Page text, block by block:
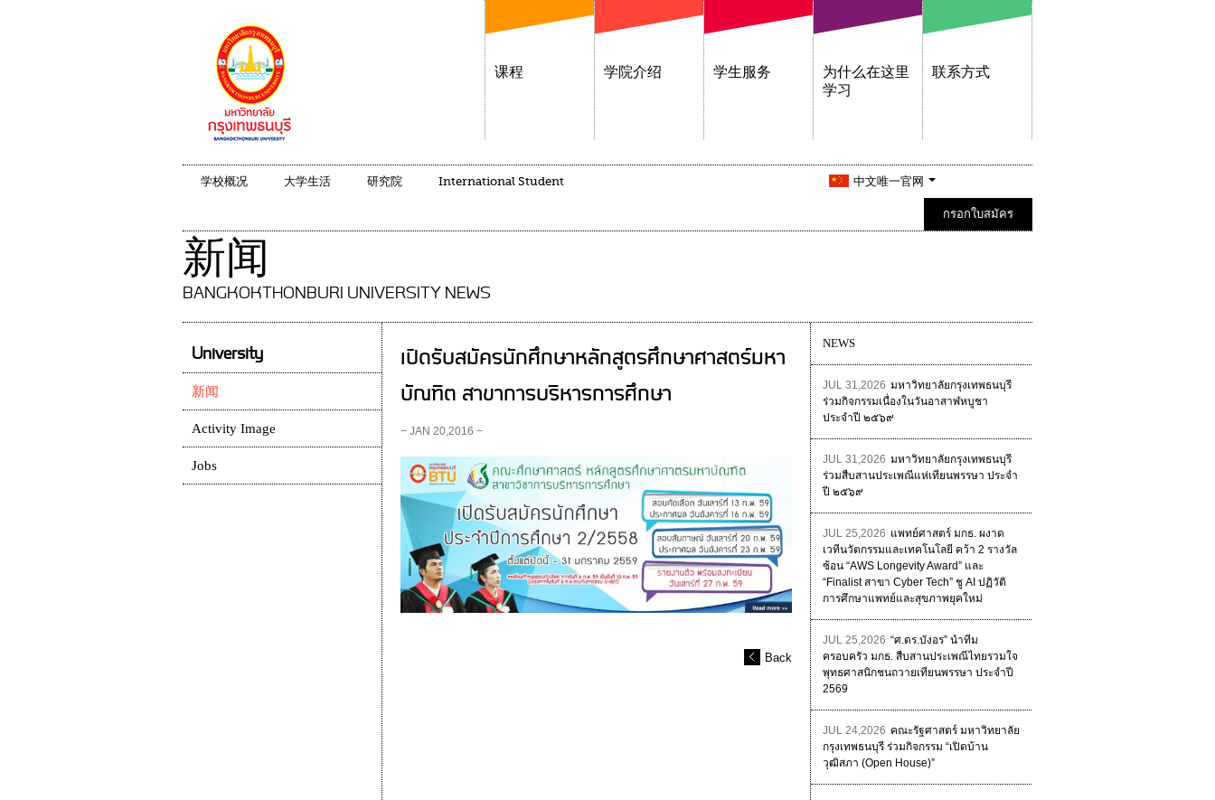
课程 学院介绍 学生服务
为什么在这里
学习
联系方式
学校概况 大学生活 研究院 International Student 中文唯一官网
กรอกใบสมัคร
新闻
BANGKOKTHONBURI UNIVERSITY NEWS
เปิดรับสมัครนักศึกษาหลักสูตรศึกษาศาสตร์มหา
บัณฑิต สาขาการบริหารการศึกษา
− JAN 20,2016 −
Back
NEWS
JUL 31,2026 มหาวิทยาลัยกรุงเทพธนบุรี
ร่วมกิจกรรมเนื่องในวันอาสาฬหบูชา
ประจำปี ๒๕๖๙
JUL 31,2026 มหาวิทยาลัยกรุงเทพธนบุรี
ร่วมสืบสานประเพณีแห่เทียนพรรษา ประจำ
ปี ๒๕๖๙
JUL 25,2026 แพทย์ศาสตร์ มกธ. ผงาด
เวทีนวัตกรรมและเทคโนโลยี คว้า 2 รางวัล
ซ้อน “AWS Longevity Award” และ
“Finalist สาขา Cyber Tech” ชู AI ปฏิวัติ
การศึกษาแพทย์และสุขภาพยุคใหม่
JUL 25,2026 “ศ.ดร.บังอร” นำทีม
ครอบครัว มกธ. สืบสานประเพณีไทยรวมใจ
พุทธศาสนิกชนถวายเทียนพรรษา ประจำปี
2569
JUL 24,2026 คณะรัฐศาสตร์ มหาวิทยาลัย
กรุงเทพธนบุรี ร่วมกิจกรรม “เปิดบ้าน
วุฒิสภา (Open House)”
University
新闻
Activity Image
Jobs